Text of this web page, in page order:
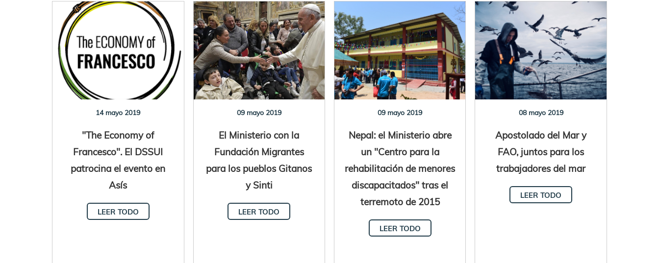
14 mayo 2019
"The Economy of
Francesco". El DSSUI
patrocina el evento en
Asís
LEER TODO
09 mayo 2019
El Ministerio con la
Fundación Migrantes
para los pueblos Gitanos
y Sinti
LEER TODO
09 mayo 2019
Nepal: el Ministerio abre
un "Centro para la
rehabilitación de menores
discapacitados" tras el
terremoto de 2015
LEER TODO
08 mayo 2019
Apostolado del Mar y
FAO, juntos para los
trabajadores del mar
LEER TODO